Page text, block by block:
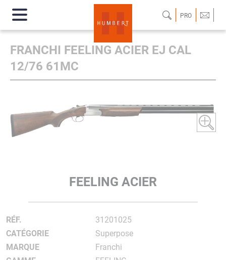
PRO
FRANCHI FEELING ACIER EJ CAL
12/76 61MC
FEELING ACIER
RÉF.
31201025
CATÉGORIE
Superpose
MARQUE
Franchi